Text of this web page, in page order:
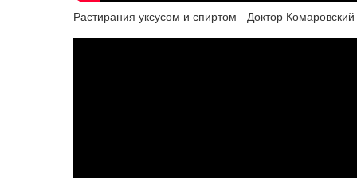
Растирания уксусом и спиртом - Доктор